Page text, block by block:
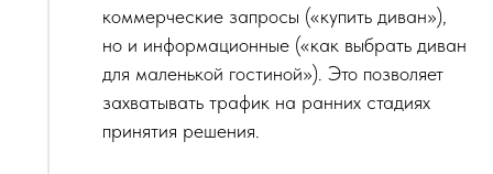
коммерческие запросы («купить диван»),
но и информационные («как выбрать диван
для маленькой гостиной»). Это позволяет
захватывать трафик на ранних стадиях
принятия решения.